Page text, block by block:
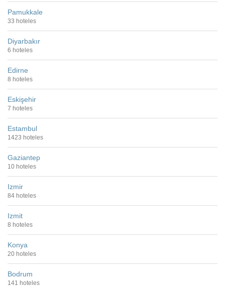
Pamukkale
33 hoteles
Diyarbakır
6 hoteles
Edirne
8 hoteles
Eskişehir
7 hoteles
Estambul
1423 hoteles
Gaziantep
10 hoteles
Izmir
84 hoteles
Izmit
8 hoteles
Konya
20 hoteles
Bodrum
141 hoteles